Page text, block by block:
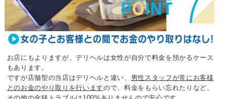
お店にもよりますが、デリヘルは女性が自分で料金を預かるケース
もあります。
ですが店舗型の当店はデリヘルと違い、 男性スタッフが常にお客様
とのお金のやり取りを行いますので、 料金をもらい忘れたりなど、